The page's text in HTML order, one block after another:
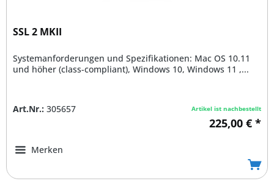
SSL 2 MKII
Systemanforderungen und Spezifikationen: Mac OS 10.11
und höher (class-compliant), Windows 10, Windows 11 ,...
Art.Nr.: 305657 Artikel ist nachbestellt
225,00 € *
Merken